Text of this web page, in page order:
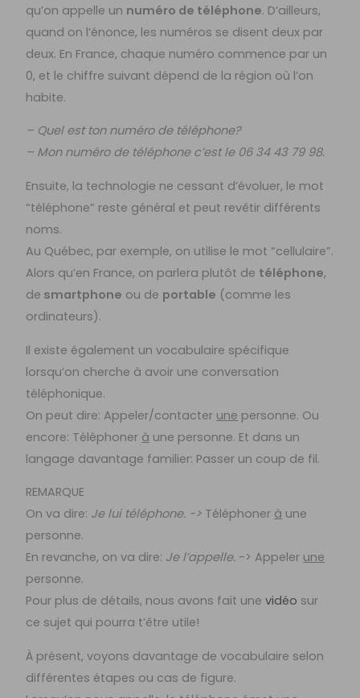
qu’on appelle un numéro de téléphone. D’ailleurs,
quand on l’énonce, les numéros se disent deux par
deux. En France, chaque numéro commence par un
0, et le chiffre suivant dépend de la région où l’on
habite.
– Quel est ton numéro de téléphone?
– Mon numéro de téléphone c’est le 06 34 43 79 98.
Ensuite, la technologie ne cessant d’évoluer, le mot
“téléphone” reste général et peut revêtir différents
noms.
Au Québec, par exemple, on utilise le mot “cellulaire”.
Alors qu’en France, on parlera plutôt de téléphone,
de smartphone ou de portable (comme les
ordinateurs).
Il existe également un vocabulaire spécifique
lorsqu’on cherche à avoir une conversation
téléphonique.
On peut dire: Appeler/contacter une personne. Ou
encore: Téléphoner à une personne. Et dans un
langage davantage familier: Passer un coup de fil.
REMARQUE
On va dire: Je lui téléphone. -> Téléphoner à une
personne.
En revanche, on va dire: Je l’appelle. -> Appeler une
personne.
Pour plus de détails, nous avons fait unevidéo sur
ce sujet qui pourra t’être utile!
À présent, voyons davantage de vocabulaire selon
différentes étapes ou cas de figure.